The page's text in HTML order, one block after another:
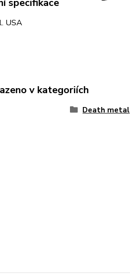
specifikace
USA
v kategoriích
Death metal